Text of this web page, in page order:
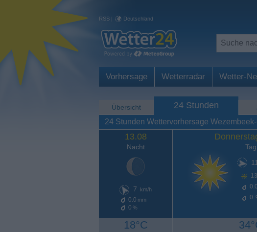
RSS | Deutschland
Vorhersage Wetterradar Wetter-
Übersicht 24 Stunden
24 Stunden Wettervorhersage
13.08
Nacht
7 km/h
0.0 mm
0 %
18°C
Tag
0.0
0